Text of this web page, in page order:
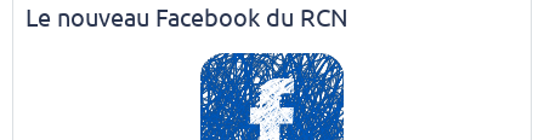
Le nouveau Facebook du RCN